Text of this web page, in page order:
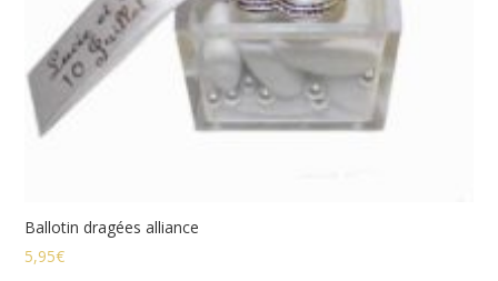
Ballotin dragées alliance
5,95€